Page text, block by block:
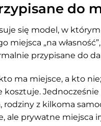
do
się model, w
„na
przypisane do
ma miejsce, a kto
z kilkoma
ale prywatne miejsca